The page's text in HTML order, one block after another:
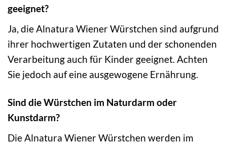
geeignet?
Ja, die Alnatura Wiener Würstchen sind aufgrund
ihrer hochwertigen Zutaten und der schonenden
Verarbeitung auch für Kinder geeignet. Achten
Sie jedoch auf eine ausgewogene Ernährung.
Sind die Würstchen im Naturdarm oder
Kunstdarm?
Die Alnatura Wiener Würstchen werden im